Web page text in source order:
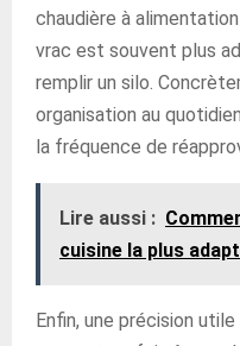
chaudière à
vrac est souvent plus
remplir un silo.
organisation au
la fréquence de
Lire aussi :
cuisine la plus
Enfin, une précision